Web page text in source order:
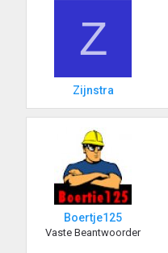
Z
Zijnstra
Boertje125
Vaste Beantwoorder